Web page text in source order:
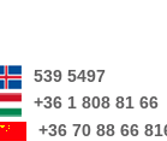
539 5497
+36 1 808 81 66
+36 70 88 66